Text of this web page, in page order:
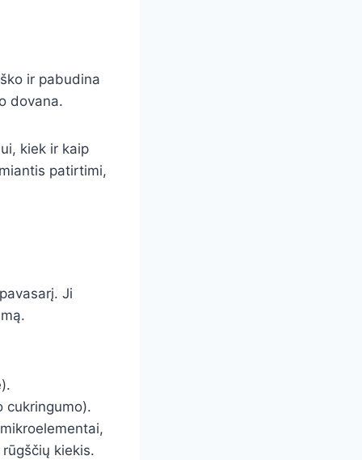
ir pabudina
dovana.
kiek ir kaip
patirtimi,
Ji
cukringumo).
kiekis.